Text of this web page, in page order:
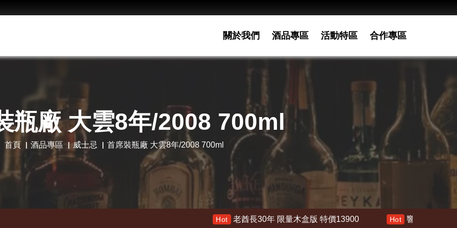
關於我們 酒品專區 活動特區 合作專區
瓶廠 大雲8年/2008 700ml
首頁 酒品專區 威士忌 首席裝瓶廠 大雲8年/2008 700ml
老酋長30年 限量木盒版 特價13900 Hot 響 30年 特價 178000